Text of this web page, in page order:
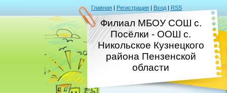
Главная | Регистрация | Вход | RSS
Филиал МБОУ СОШ с.
Посёлки - ООШ с.
Никольское Кузнецкого
района Пензенской
области